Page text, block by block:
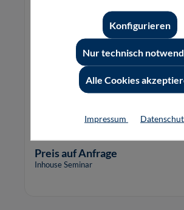
Online-Vermarktung und die
Fernabsatzkaufs:
Formalitäten, Formfehler
Preis auf Anfrage
Inhouse Seminar
Nur technisch
Konfigurieren
Alle Cookies
Impressum